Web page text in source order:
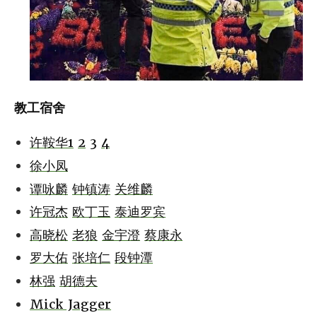
教工宿舍
许鞍华1 2 3 4
徐小凤
谭咏麟 钟镇涛 关维麟
许冠杰 欧丁玉 泰迪罗宾
高晓松 老狼 金宇澄 蔡康永
罗大佑 张培仁 段钟潭
林强 胡德夫
Mick Jagger